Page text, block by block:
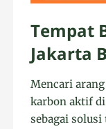
Tempat
Jakarta
Mencari
karbon aktif di
sebagai